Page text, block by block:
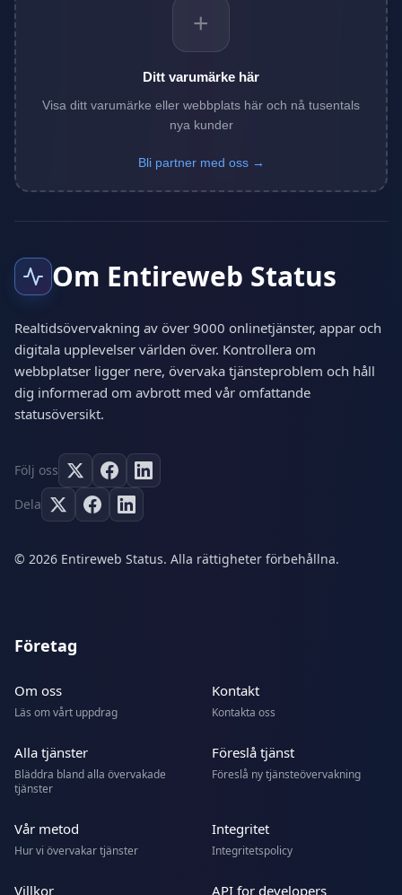
+
Ditt varumärke här
Visa ditt varumärke eller webbplats här och nå tusentals
nya kunder
Bli partner med oss →
Om Entireweb Status
Realtidsövervakning av över 9000 onlinetjänster, appar och
digitala upplevelser världen över. Kontrollera om
webbplatser ligger nere, övervaka tjänsteproblem och håll
dig informerad om avbrott med vår omfattande
statusöversikt.
Följ oss
Dela
© 2026 Entireweb Status. Alla rättigheter förbehållna.
Företag
Om oss
Läs om vårt uppdrag
Kontakt
Kontakta oss
Alla tjänster
Bläddra bland alla övervakade
tjänster
Föreslå tjänst
Föreslå ny tjänsteövervakning
Vår metod
Hur vi övervakar tjänster
Integritet
Integritetspolicy
Villkor API for developers